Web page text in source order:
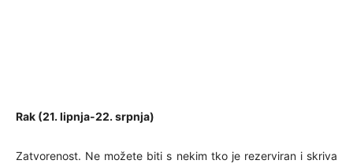
Rak (21. lipnja-22. srpnja)
Zatvorenost. Ne možete biti s nekim tko je rezerviran i skriva